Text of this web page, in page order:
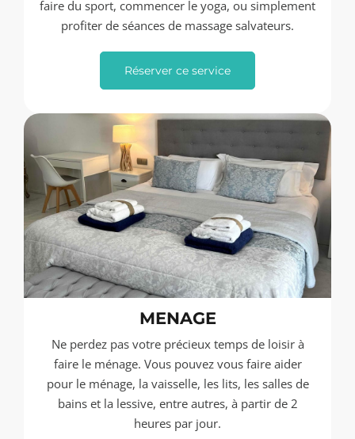
faire du sport, commencer le yoga, ou simplement
profiter de séances de massage salvateurs.
Réserver ce service
MENAGE
Ne perdez pas votre précieux temps de loisir à
faire le ménage. Vous pouvez vous faire aider
pour le ménage, la vaisselle, les lits, les salles de
bains et la lessive, entre autres, à partir de 2
heures par jour.